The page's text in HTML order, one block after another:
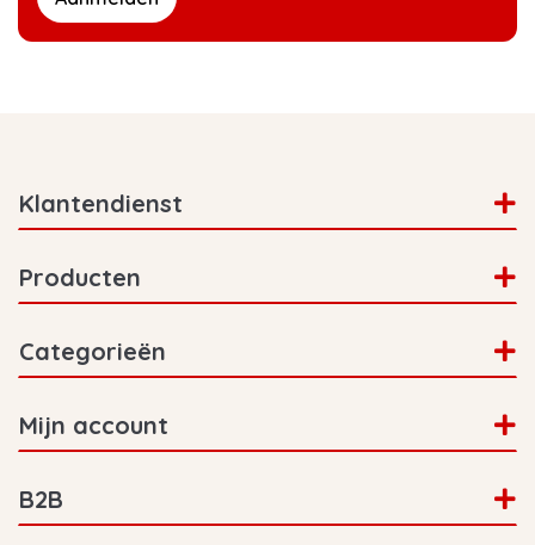
Klantendienst
Producten
Categorieën
Mijn account
B2B